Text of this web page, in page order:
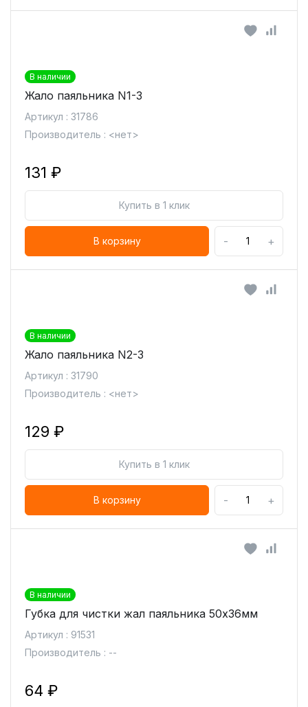
В наличии
Жало паяльника N1-3
Артикул : 31786
Производитель : <нет>
131 ₽
Купить в 1 клик
В корзину - +
В наличии
Жало паяльника N2-3
Артикул : 31790
Производитель : <нет>
129 ₽
Купить в 1 клик
В корзину - +
В наличии
Губка для чистки жал паяльника 50х36мм
Артикул : 91531
Производитель : --
64 ₽